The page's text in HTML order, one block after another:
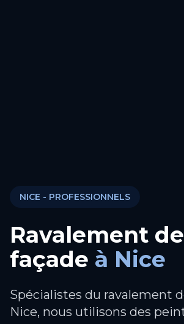
NICE - PROFESSIONNELS
Ravalement de
façade à Nice
Spécialistes du ravalement
Nice, nous utilisons des